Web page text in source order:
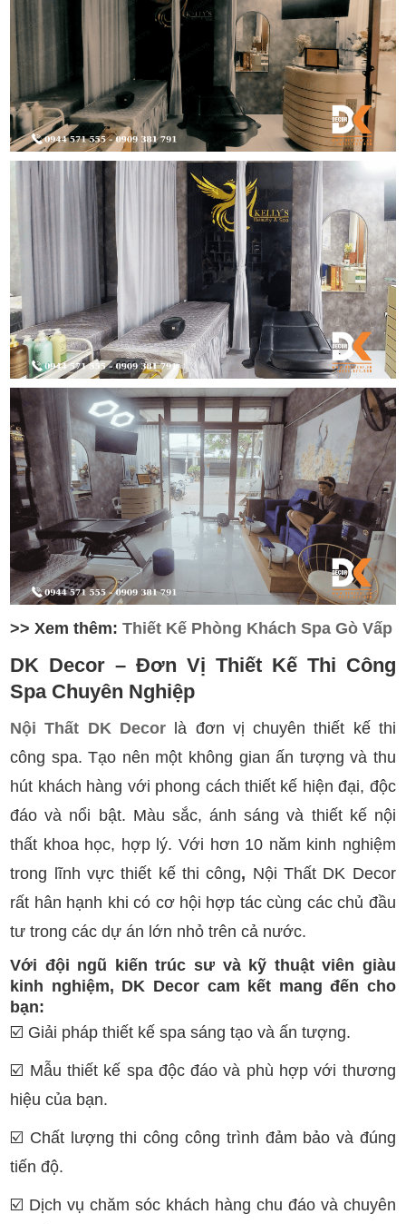
>> Xem thêm:Thiết Kế Phòng Khách Spa Gò Vấp
DK Decor – Đơn Vị Thiết Kế Thi Công
Spa Chuyên Nghiệp
Nội Thất DK Decorlà đơn vị chuyên thiết kế thi
công spa. Tạo nên một không gian ấn tượng và thu
hút khách hàng với phong cách thiết kế hiện đại, độc
đáo và nổi bật. Màu sắc, ánh sáng và thiết kế nội
thất khoa học, hợp lý. Với hơn 10 năm kinh nghiệm
trong lĩnh vực thiết kế thi công, Nội Thất DK Decor
rất hân hạnh khi có cơ hội hợp tác cùng các chủ đầu
tư trong các dự án lớn nhỏ trên cả nước.
Với đội ngũ kiến trúc sư và kỹ thuật viên giàu
kinh nghiệm, DK Decor cam kết mang đến cho
bạn:
☑️ Giải pháp thiết kế spa sáng tạo và ấn tượng.
☑️ Mẫu thiết kế spa độc đáo và phù hợp với thương
hiệu của bạn.
☑️ Chất lượng thi công công trình đảm bảo và đúng
tiến độ.
☑️ Dịch vụ chăm sóc khách hàng chu đáo và chuyên